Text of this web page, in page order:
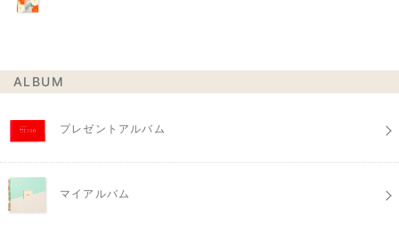
ALBUM
プレゼントアルバム
マイアルバム